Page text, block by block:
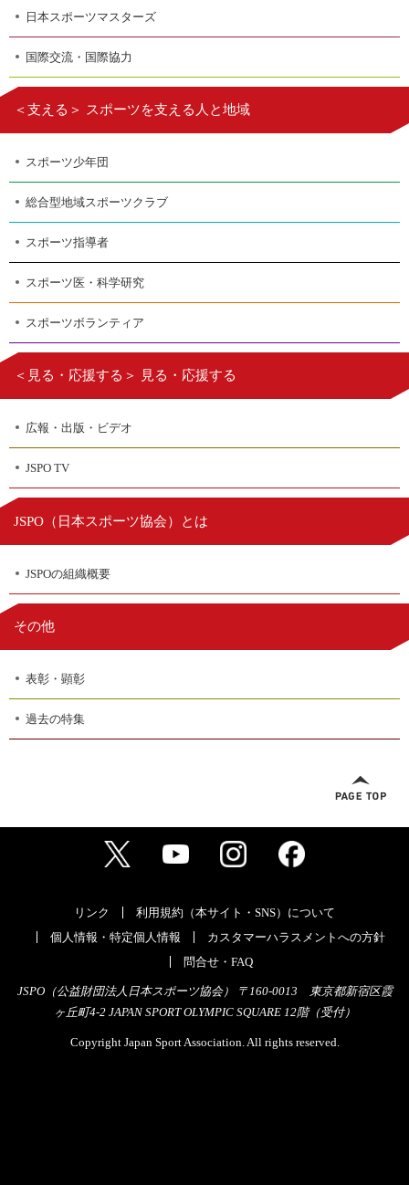
日本スポーツマスターズ
国際交流・国際協力
＜支える＞ スポーツを支える人と地域
スポーツ少年団
総合型地域スポーツクラブ
スポーツ指導者
スポーツ医・科学研究
スポーツボランティア
＜見る・応援する＞ 見る・応援する
広報・出版・ビデオ
JSPO TV
JSPO（ 日本スポーツ協会）とは
JSPOの組織概要
その他
表彰・顕彰
過去の特集
リンク
利用規約（本サイト・SNS）について
個人情報・特定個人情報
カスタマーハラスメントへの方針
問合せ・FAQ
JSPO（公益財団法人日本スポーツ協会） 〒160-0013 東京都新宿区霞
ヶ丘町4-2 JAPAN SPORT OLYMPIC SQUARE 12階（受付）
Copyright Japan Sport Association. All rights reserved.